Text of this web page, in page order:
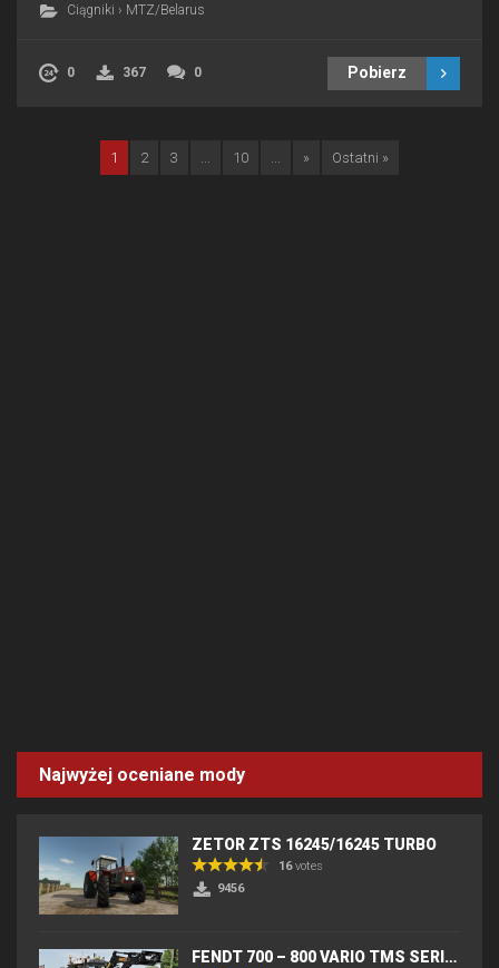
Ciągniki › MTZ/Belarus
0 367 0 Pobierz
1 2 3 10 » Ostatni »
Najwyżej oceniane mody
ZETOR ZTS 16245/16245 TURBO
16votes
9456
FENDT 700 – 800 VARIO TMS SERIES (IC) V2